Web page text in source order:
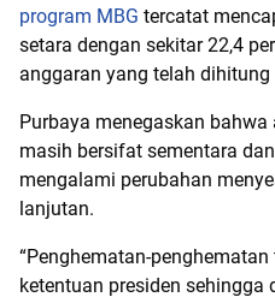
program MBG tercatat
setara dengan sekitar 22,4
anggaran yang telah dihitung
Purbaya menegaskan
masih bersifat sementara
mengalami perubahan
lanjutan.
“Penghematan-
ketentuan presiden sehingga